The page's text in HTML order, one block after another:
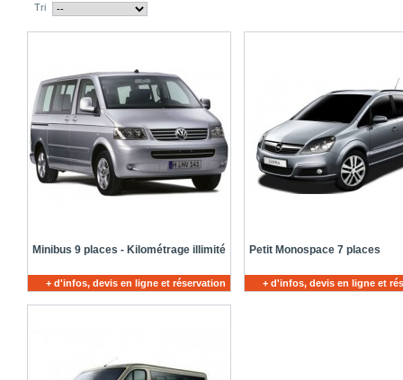
Tri
Minibus 9 places - Kilométrage illimité
+ d'infos, devis en ligne et réservation
Petit Monospace 7 places
+ d'infos, devis en ligne et